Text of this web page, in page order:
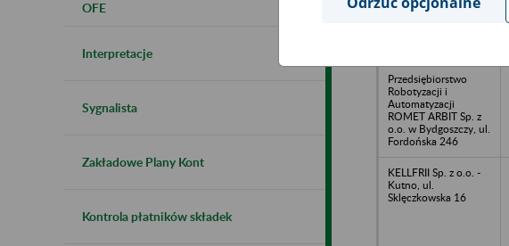
OFE
Interpretacje
Sygnalista
Zakładowe Plany Kont
Kontrola płatników składek
Kraków, ul.
Przedsiębiorstwo
Robotyzacji i
Automatyzacji
ROMET ARBIT Sp. z
o.o. w Bydgoszczy, ul.
Fordońska 246
KELLFRII Sp. z o.o. -
Kutno, ul.
Sklęczkowska 16